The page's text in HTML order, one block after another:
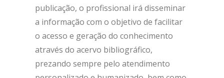
publicação, o profissional irá disseminar
a informação com o objetivo de facilitar
o acesso e geração do conhecimento
através do acervo bibliográfico,
prezando sempre pelo atendimento